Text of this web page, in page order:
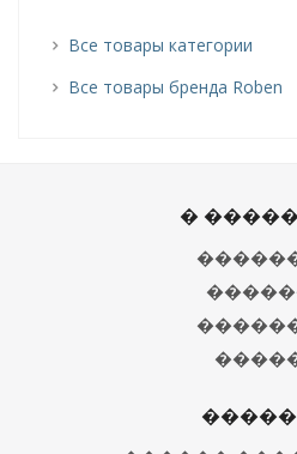
Все товары категории
Все товары бренда Roben
�